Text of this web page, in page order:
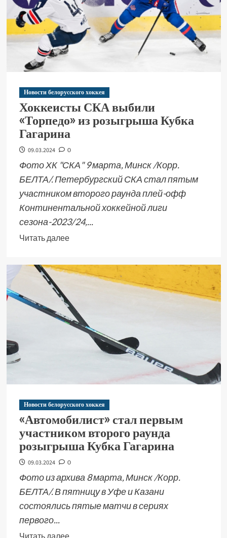
Новости белорусского хоккея
Хоккеисты СКА выбили
«Торпедо» из розыгрыша Кубка
Гагарина
09.03.2024 0
Фото ХК "СКА" 9 марта, Минск /Корр.
БЕЛТА/. Петербургский СКА стал пятым
участником второго раунда плей-офф
Континентальной хоккейной лиги
сезона-2023/24,...
Читать далее
Новости белорусского хоккея
«Автомобилист» стал первым
участником второго раунда
розыгрыша Кубка Гагарина
09.03.2024 0
Фото из архива 8 марта, Минск /Корр.
БЕЛТА/. В пятницу в Уфе и Казани
состоялись пятые матчи в сериях
первого...
Читать далее